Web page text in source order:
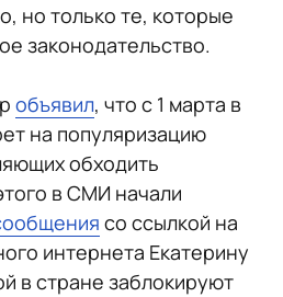
но только те, которые
законодательство.
объявил, что с 1 марта в
на популяризацию
обходить
в СМИ начали
со ссылкой на
интернета Екатерину
в стране заблокируют